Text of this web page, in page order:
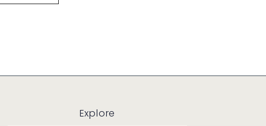
Explore